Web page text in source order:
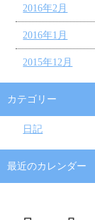
2016年2月
2016年1月
2015年12月
カテゴリー
日記
最近のカレンダー